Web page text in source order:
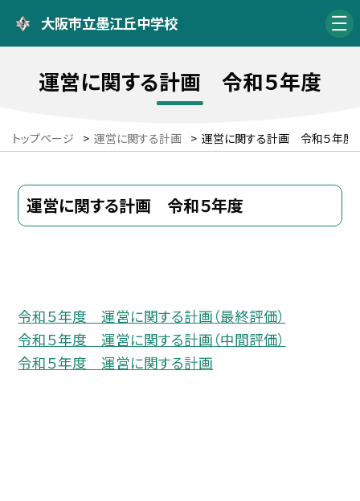
大阪市立墨江丘中学校
運営に関する計画 令和５年度
トップページ > 運営に関する計画 > 運営に関する計画 令和５年度
運営に関する計画 令和５年度
令和５年度 運営に関する計画（最終評価）
令和５年度 運営に関する計画（中間評価）
令和５年度 運営に関する計画